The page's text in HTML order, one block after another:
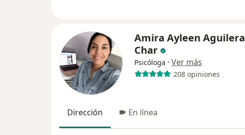
Amira Ayleen Aguilera
Char
Psicóloga · Ver más
208 opiniones
Dirección En línea